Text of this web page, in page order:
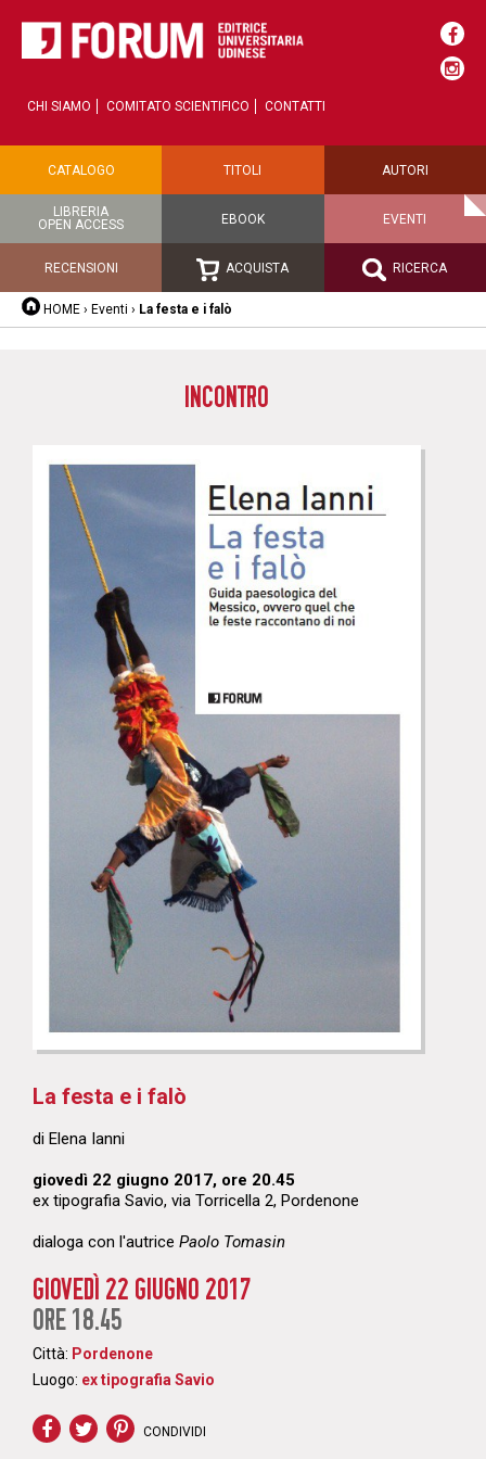
CHI SIAMO COMITATO SCIENTIFICO CONTATTI
CATALOGO TITOLI AUTORI
LIBRERIA
OPEN ACCESS
EBOOK EVENTI
RECENSIONI ACQUISTA RICERCA
HOME › Eventi › La festa e i falò
INCONTRO
La festa e i falò
di Elena Ianni
giovedì 22 giugno 2017, ore 20.45
ex tipografia Savio, via Torricella 2, Pordenone
dialoga con l'autrice Paolo Tomasin
GIOVEDÌ 22 GIUGNO 2017
ORE 18.45
Città: Pordenone
Luogo: ex tipografia Savio
CONDIVIDI